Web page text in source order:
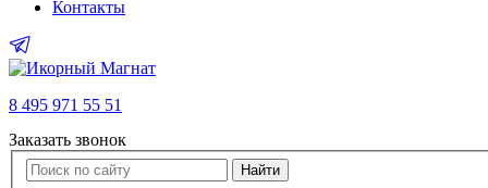
Контакты
8 495 971 55 51
Заказать звонок
Найти